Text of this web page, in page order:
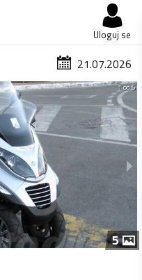
Uloguj se
21.07.2026
1 od 5
5